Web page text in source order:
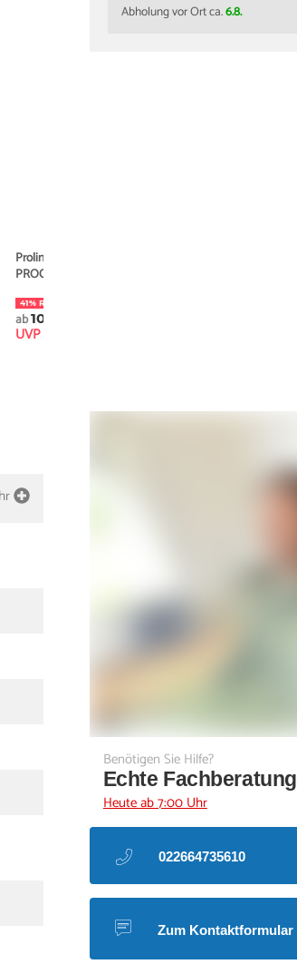
Abholung vor Ort ca.6.8.
Proline Abschlussprofil
PROCOVER Designfloor
41% Rabatt
ab10,99 €
UVP
Benötigen Sie Hilfe?
Echte Fachberatung
Heute ab 7:00 Uhr
022664735610
Zum Kontaktformular